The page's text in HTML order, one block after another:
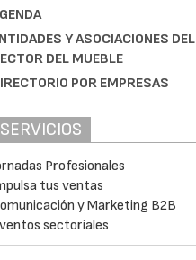
Y ASOCIACIONES DEL
DEL MUEBLE
POR EMPRESAS
SERVICIOS
Profesionales
tus ventas
y Marketing B2B
sectoriales